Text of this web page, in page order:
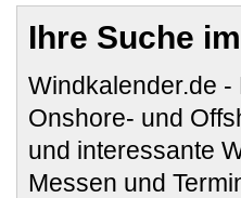
Ihre Suche
Windkalender.de
Onshore- und
und interessante
Messen und